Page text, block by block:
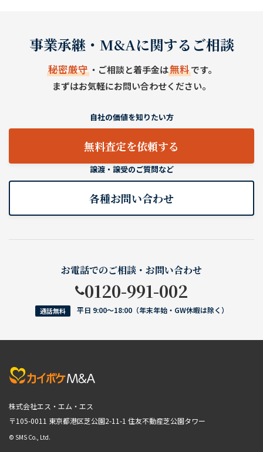
事業承継・M&Aに関するご相談
秘密厳守・ご相談と着手金は無料です。
まずはお気軽にお問い合わせください。
自社の価値を知りたい方
無料査定を依頼する
譲渡・譲受のご質問など
各種お問い合わせ
お電話でのご相談・お問い合わせ
0120-991-002
通話無料 平日 9:00〜18:00（年末年始・GW休暇は除く）
株式会社エス・エム・エス
〒105-0011 東京都港区芝公園2-11-1 住友不動産芝公園タワー
© SMS Co., Ltd.